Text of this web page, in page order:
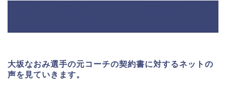
大坂なおみ選手の元コーチの契約書に対するネットの
声を見ていきます。